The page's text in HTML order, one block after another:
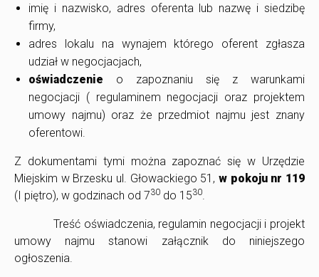
imię i nazwisko, adres oferenta lub nazwę i siedzibę
firmy,
adres lokalu na wynajem którego oferent zgłasza
udział w negocjacjach,
oświadczenie o zapoznaniu się z warunkami
negocjacji ( regulaminem negocjacji oraz projektem
umowy najmu) oraz że przedmiot najmu jest znany
oferentowi.
Z dokumentami tymi można zapoznać się w Urzędzie
Miejskim w Brzesku ul. Głowackiego 51, w pokoju nr 119
(I piętro), w godzinach od 730 do 1530
Treść oświadczenia, regulamin negocjacji i projekt
umowy najmu stanowi załącznik do niniejszego
ogłoszenia.